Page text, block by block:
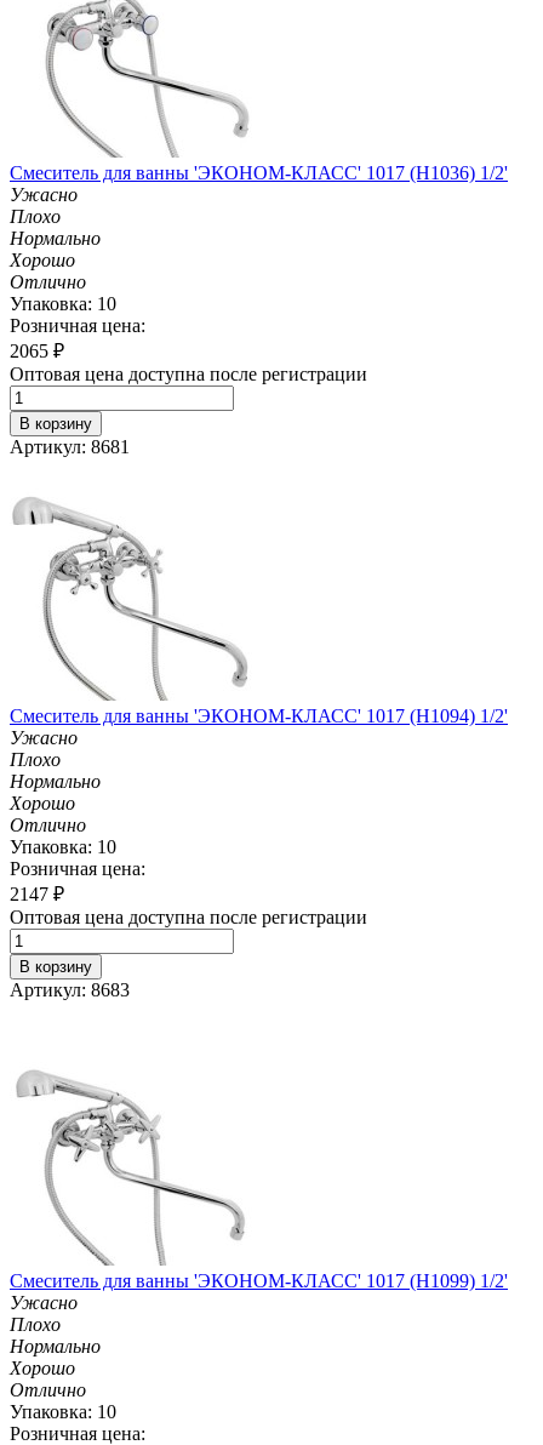
Смеситель для ванны 'ЭКОНОМ-КЛАСС' 1017 (H1036) 1/2'
Ужасно
Плохо
Нормально
Хорошо
Отлично
Упаковка: 10
Розничная цена:
2065 ₽
Оптовая цена доступна после регистрации
В корзину
Артикул: 8681
Смеситель для ванны 'ЭКОНОМ-КЛАСС' 1017 (H1094) 1/2'
Ужасно
Плохо
Нормально
Хорошо
Отлично
Упаковка: 10
Розничная цена:
2147 ₽
Оптовая цена доступна после регистрации
В корзину
Артикул: 8683
Смеситель для ванны 'ЭКОНОМ-КЛАСС' 1017 (H1099) 1/2'
Ужасно
Плохо
Нормально
Хорошо
Отлично
Упаковка: 10
Розничная цена: